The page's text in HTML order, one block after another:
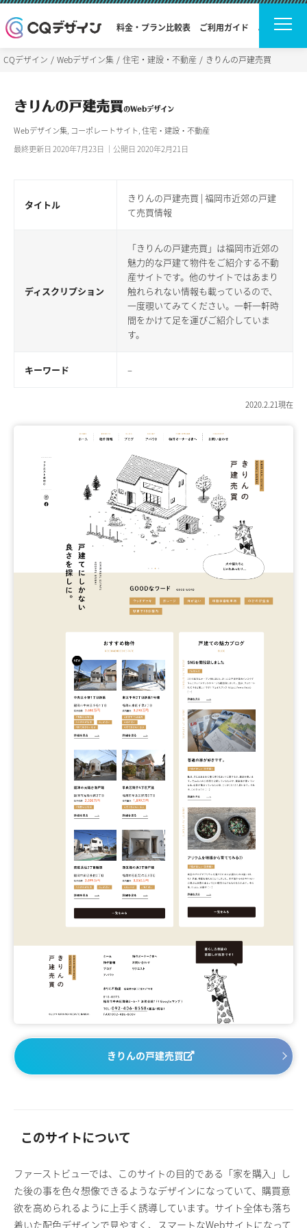
料金・プラン比較表 ご利用ガイド よくある質問
CQデザイン Webデザイン集 住宅・建設・不動産 きりんの戸建売買
きりんの戸建売買のWebデザイン
Webデザイン集, コーポレートサイト,住宅・建設・不動産
最終更新日 2020年7月23日 ｜公開日 2020年2月21日
タイトル
きりんの戸建売買 | 福岡市近郊の戸建
て売買情報
ディスクリプション
「きりんの戸建売買」は福岡市近郊の
魅力的な戸建て物件をご紹介する不動
産サイトです。他のサイトではあまり
触れられない情報も載っているので、
一度覗いてみてください。一軒一軒時
間をかけて足を運びご紹介していま
す。
キーワード –
2020.2.21現在
きりんの戸建売買
このサイトについて
ファーストビューでは、このサイトの目的である「家を購入」し
た後の事を色々想像できるようなデザインになっていて、購買意
欲を高められるように上手く誘導しています。サイト全体も落ち
着いた配色デザインで見やすく、スマートなWebサイトになって